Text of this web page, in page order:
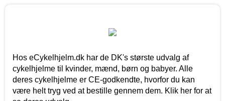
Hos eCykelhjelm.dk har de DK's største udvalg af
cykelhjelme til kvinder, mænd, børn og babyer. Alle
deres cykelhjelme er CE-godkendte, hvorfor du kan
være helt tryg ved at bestille gennem dem. Klik her for at